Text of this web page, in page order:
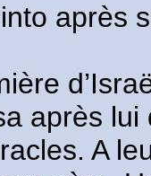
après
après
A